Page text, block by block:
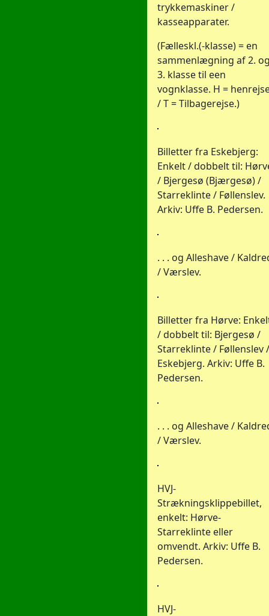
trykkemaskiner /
kasseapparater.
(Fælleskl.(-klasse) = en
sammenlægning af 2.
3. klasse til een
vognklasse. H =
/ T = Tilbagerejse.)
Billetter fra Eskebjerg:
Enkelt / dobbelt til:
/ Bjergesø (Bjærgesø) /
Starreklinte / Føllenslev.
Arkiv: Uffe B. Pedersen.
. . . og Alleshave /
/ Værslev.
Billetter fra Hørve:
/ dobbelt til: Bjergesø /
Starreklinte / Føllenslev /
Eskebjerg. Arkiv: Uffe B.
Pedersen.
. . . og Alleshave /
/ Værslev.
HVJ-
Strækningsklippebillet,
enkelt: Hørve-
Starreklinte eller
omvendt. Arkiv: Uffe B.
Pedersen.
HVJ-